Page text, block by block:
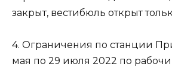
закрыт, вестибюль открыт
4. Ограничения по станции
мая по 29 июля 2022 по